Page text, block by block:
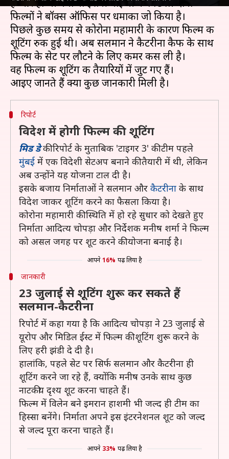
है और हो भी क्यों ना इस फ्रेंचाइजी की पिछली दोनों
फिल्मों ने बॉक्स ऑफिस पर धमाका जो किया है।
पिछले कुछ समय से कोरोना महामारी के कारण फिल्म की
शूटिंग रुकी हुई थी। अब सलमान ने कैटरीना कैफ के साथ
फिल्म के सेट पर लौटने के लिए कमर कस ली है।
वह फिल्म की शूटिंग की तैयारियों में जुट गए हैं।
रिपोर्ट
विदेश में होगी फिल्म की शूटिंग
मिड डेकी रिपोर्ट के मुताबिक 'टाइगर 3' की टीम पहले
मुंबई में एक विदेशी सेटअप बनाने की तैयारी में थी, लेकिन
अब उन्होंने यह योजना टाल दी है।
इसके बजाय निर्माताओं ने सलमान और कैटरीना के साथ
विदेश जाकर शूटिंग करने का फैसला किया है।
कोरोना महामारी की स्थिति में हो रहे सुधार को देखते हुए
निर्माता आदित्य चोपड़ा और निर्देशक मनीष शर्मा ने फिल्म
को असल जगह पर शूट करने की योजना बनाई है।
आपने 16% पढ़ लिया है
जानकारी
23 जुलाई से शूटिंग शुरू कर सकते हैं
सलमान-कैटरीना
रिपोर्ट में कहा गया है कि आदित्य चोपड़ा ने 23 जुलाई से
यूरोप और मिडिल ईस्ट में फिल्म की शूटिंग शुरू करने के
लिए हरी झंडी दे दी है।
हालांकि, पहले सेट पर सिर्फ सलमान और कैटरीना ही
शूटिंग करने जा रहे हैं, क्योंकि मनीष उनके साथ कुछ
नाटकीय दृश्य शूट करना चाहते हैं।
फिल्म में विलेन बने इमरान हाशमी भी जल्द ही टीम का
हिस्सा बनेंगे। निर्माता अपने इस इंटरनेशनल शूट को जल्द
से जल्द पूरा करना चाहते हैं।
आपने 33% पढ़ लिया है